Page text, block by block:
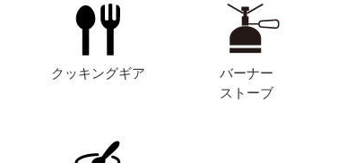
クッキングギア
バーナー
ストーブ